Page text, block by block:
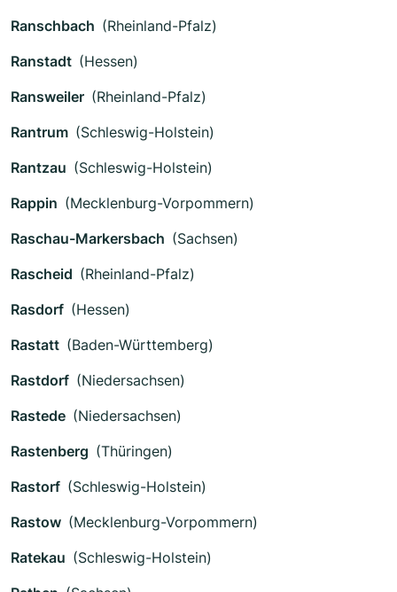
Ranschbach (Rheinland-Pfalz)
Ranstadt (Hessen)
Ransweiler (Rheinland-Pfalz)
Rantrum (Schleswig-Holstein)
Rantzau (Schleswig-Holstein)
Rappin (Mecklenburg-Vorpommern)
Raschau-Markersbach (Sachsen)
Rascheid (Rheinland-Pfalz)
Rasdorf (Hessen)
Rastatt (Baden-Württemberg)
Rastdorf (Niedersachsen)
Rastede (Niedersachsen)
Rastenberg (Thüringen)
Rastorf (Schleswig-Holstein)
Rastow (Mecklenburg-Vorpommern)
Ratekau (Schleswig-Holstein)